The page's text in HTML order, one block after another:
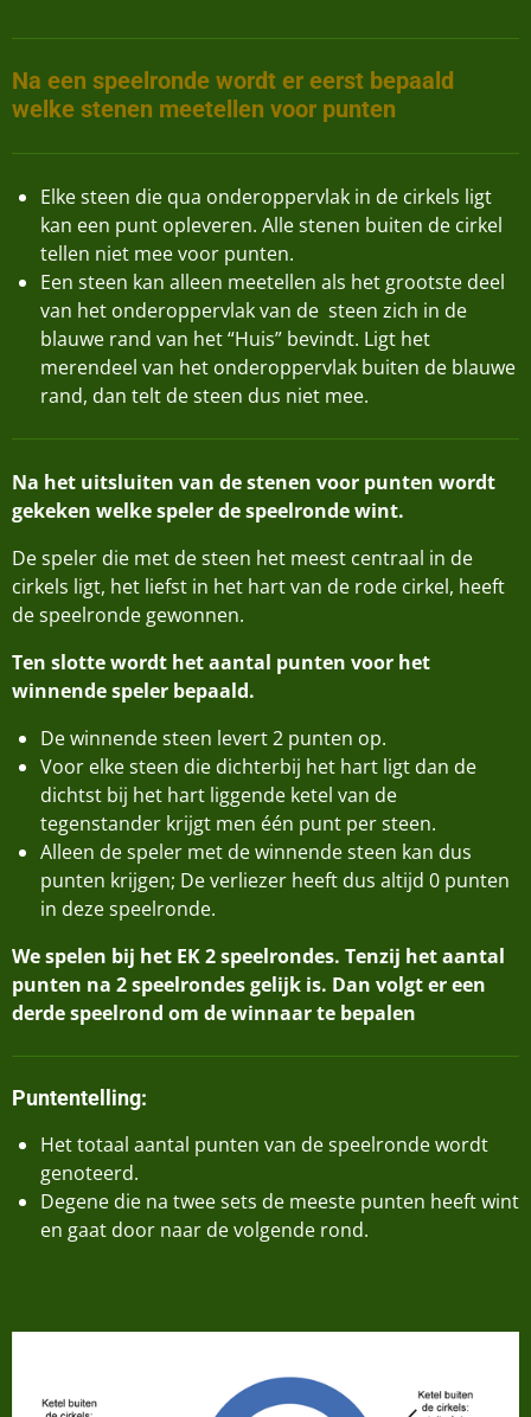
Na een speelronde wordt er eerst bepaald
welke stenen meetellen voor punten
Elke steen die qua onderoppervlak in de cirkels ligt
kan een punt opleveren. Alle stenen buiten de cirkel
tellen niet mee voor punten.
Een steen kan alleen meetellen als het grootste deel
van het onderoppervlak van de steen zich in de
blauwe rand van het “Huis” bevindt. Ligt het
merendeel van het onderoppervlak buiten de blauwe
rand, dan telt de steen dus niet mee.
Na het uitsluiten van de stenen voor punten wordt
gekeken welke speler de speelronde wint.
De speler die met de steen het meest centraal in de
cirkels ligt, het liefst in het hart van de rode cirkel, heeft
de speelronde gewonnen.
Ten slotte wordt het aantal punten voor het
winnende speler bepaald.
De winnende steen levert 2 punten op.
Voor elke steen die dichterbij het hart ligt dan de
dichtst bij het hart liggende ketel van de
tegenstander krijgt men één punt per steen.
Alleen de speler met de winnende steen kan dus
punten krijgen; De verliezer heeft dus altijd 0 punten
in deze speelronde.
We spelen bij het EK 2 speelrondes. Tenzij het aantal
punten na 2 speelrondes gelijk is. Dan volgt er een
derde speelrond om de winnaar te bepalen
Puntentelling:
Het totaal aantal punten van de speelronde wordt
genoteerd.
Degene die na twee sets de meeste punten heeft wint
en gaat door naar de volgende rond.